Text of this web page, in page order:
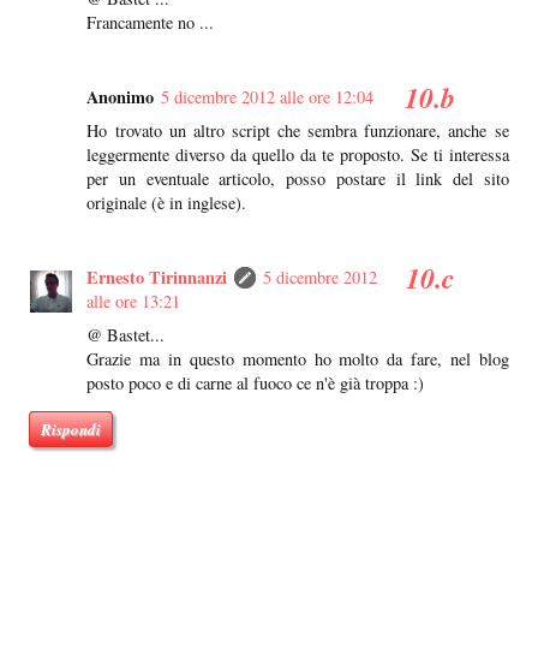
Francamente no ...
Anonimo 5 dicembre 2012 alle ore 12:04
Ho trovato un altro script che sembra funzionare, anche se
leggermente diverso da quello da te proposto. Se ti interessa
per un eventuale articolo, posso postare il link del sito
originale (è in inglese).
Ernesto Tirinnanzi
5 dicembre 2012
alle ore 13:21
@ Bastet...
Grazie ma in questo momento ho molto da fare, nel blog
posto poco e di carne al fuoco ce n'è già troppa :)
Rispondi